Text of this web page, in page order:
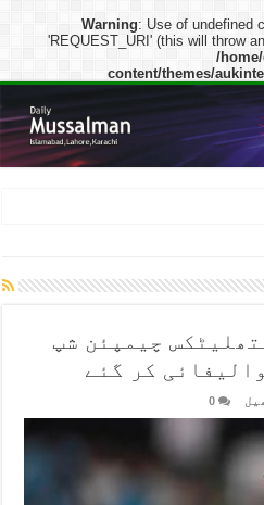
Warning: Use of undefined
'REQUEST_URI' (this will throw
/
content/themes/
جنگ کے خاتمے کے لیے صدر ٹرمپ کے
چیمپئن شپ
کر گئے
0